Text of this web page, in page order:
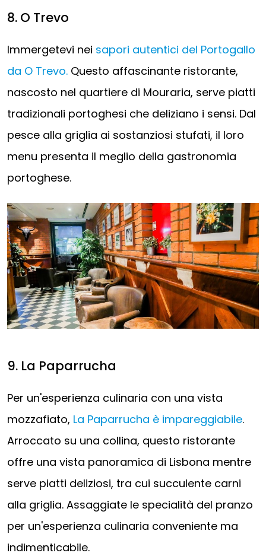
8. O Trevo
Immergetevi nei sapori autentici del Portogallo
da O Trevo. Questo affascinante ristorante,
nascosto nel quartiere di Mouraria, serve piatti
tradizionali portoghesi che deliziano i sensi. Dal
pesce alla griglia ai sostanziosi stufati, il loro
menu presenta il meglio della gastronomia
portoghese.
9. La Paparrucha
Per un'esperienza culinaria con una vista
mozzafiato, La Paparrucha è impareggiabile.
Arroccato su una collina, questo ristorante
offre una vista panoramica di Lisbona mentre
serve piatti deliziosi, tra cui succulente carni
alla griglia. Assaggiate le specialità del pranzo
per un'esperienza culinaria conveniente ma
indimenticabile.